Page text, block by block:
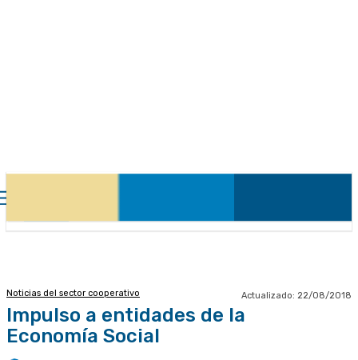
Noticias del sector cooperativo Actualizado: 22/08/2018
Impulso a entidades de la
Economía Social